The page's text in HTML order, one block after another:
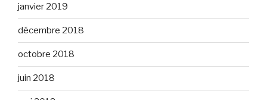
janvier 2019
décembre 2018
octobre 2018
juin 2018